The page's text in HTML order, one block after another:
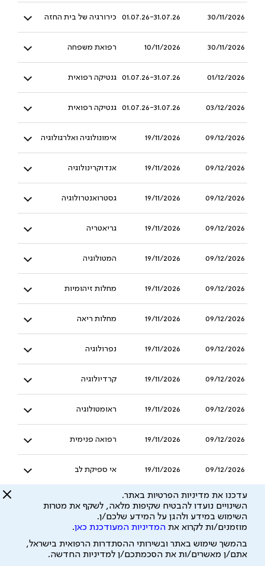
30/11/2026
01.07.26-31.07.26 כירורגיה של בית החזה
30/11/2026
10/11/2026 רפואת משפחה
01/12/2026
01.07.26-31.07.26 גנטיקה רפואית
03/12/2026
01.07.26-31.07.26 גנטיקה רפואית
09/12/2026
19/11/2026 אימונולוגיה ואלרגולוגיה
09/12/2026
19/11/2026 אנדוקרינולוגיה
09/12/2026
19/11/2026 גסטרואנטרולוגיה
09/12/2026
19/11/2026 גריאטריה
09/12/2026
19/11/2026 המטולוגיה
09/12/2026
19/11/2026 מחלות זיהומיות
09/12/2026
19/11/2026 מחלות ריאה
09/12/2026
19/11/2026 נפרולוגיה
09/12/2026
19/11/2026 קרדיולוגיה
09/12/2026
19/11/2026 ראומטולוגיה
09/12/2026
19/11/2026 רפואה פנימית
09/12/2026
19/11/2026 אי ספיקת לב
09/12/2026
19/11/2026 אקוקרדיוגרפיה
09/12/2026
19/11/2026 השתלת מח עצם
09/12/2026
עדכנו את מדיניות הפרטיות באתר.
השינויים נועדו להבטיח שקיפות מלאה, לשקף את מטרות
השימוש במידע ולהגן על המידע שלכם/ן.
מוזמנים/ות לקרוא את המדיניות המעודכנת כאן.
בהמשך שימוש באתר ובשירותי ההסתדרות הרפואית בישראל,
אתם/ן מאשרים/ות את הסכמתכם/ן למדיניות החדשה.